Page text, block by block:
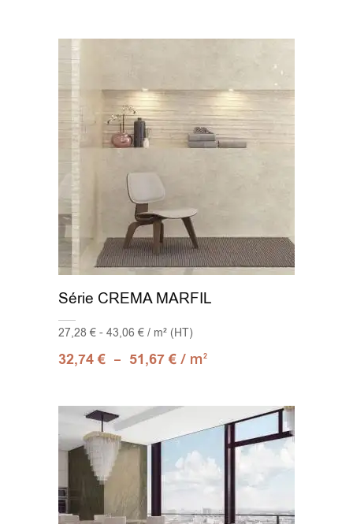
Série CREMA MARFIL
27,28 € - 43,06 € / m² (HT)
32,74€ – 51,67€ / m2